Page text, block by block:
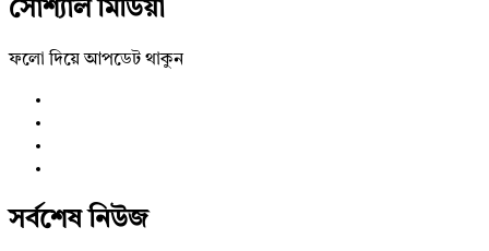
সোশ্যাল মিডিয়া
ফলো দিয়ে আপডেট থাকুন
সর্বশেষ নিউজ